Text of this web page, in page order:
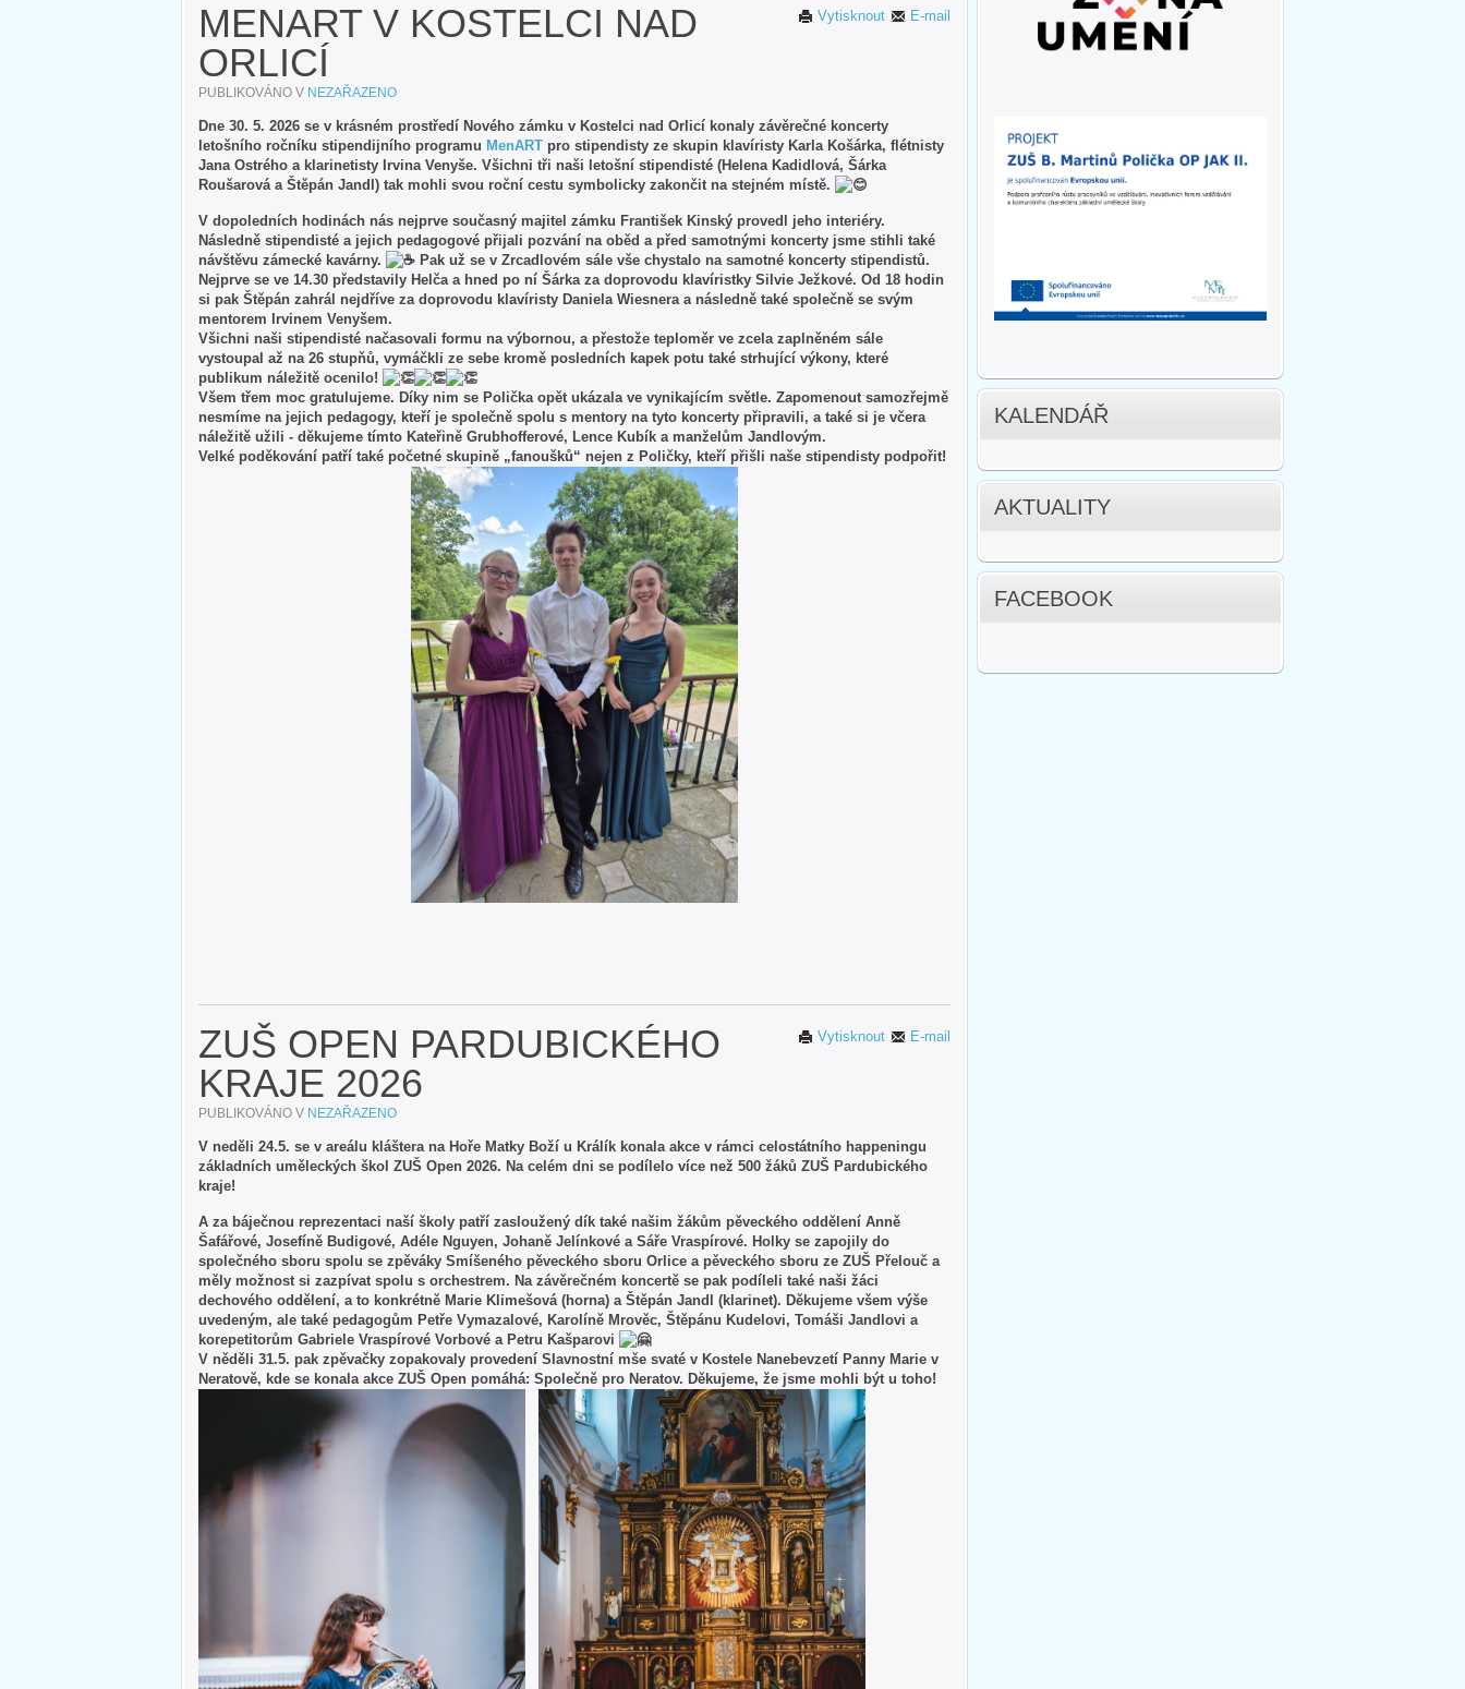
E-mail
Vytisknout
MENART V KOSTELCI NAD
ORLICÍ
PUBLIKOVÁNO V NEZAŘAZENO
Dne 30. 5. 2026 se v krásném prostředí Nového zámku v Kostelci nad Orlicí konaly závěrečné koncerty
letošního ročníku stipendijního programu MenART pro stipendisty ze skupin klavíristy Karla Košárka, flétnisty
Jana Ostrého a klarinetisty Irvina Venyše. Všichni tři naši letošní stipendisté (Helena Kadidlová, Šárka
Roušarová a Štěpán Jandl) tak mohli svou roční cestu symbolicky zakončit na stejném místě.
V dopoledních hodinách nás nejprve současný majitel zámku František Kinský provedl jeho interiéry.
Následně stipendisté a jejich pedagogové přijali pozvání na oběd a před samotnými koncerty jsme stihli také
návštěvu zámecké kavárny.
Pak už se v Zrcadlovém sále vše chystalo na samotné koncerty stipendistů.
Nejprve se ve 14.30 představily Helča a hned po ní Šárka za doprovodu klavíristky Silvie Ježkové. Od 18 hodin
si pak Štěpán zahrál nejdříve za doprovodu klavíristy Daniela Wiesnera a následně také společně se svým
mentorem Irvinem Venyšem.
Všichni naši stipendisté načasovali formu na výbornou, a přestože teploměr ve zcela zaplněném sále
vystoupal až na 26 stupňů, vymáčkli ze sebe kromě posledních kapek potu také strhující výkony, které
publikum náležitě ocenilo!
Všem třem moc gratulujeme. Díky nim se Polička opět ukázala ve vynikajícím světle. Zapomenout samozřejmě
nesmíme na jejich pedagogy, kteří je společně spolu s mentory na tyto koncerty připravili, a také si je včera
náležitě užili - děkujeme tímto Kateřině Grubhofferové, Lence Kubík a manželům Jandlovým.
Velké poděkování patří také početné skupině „fanoušků“ nejen z Poličky, kteří přišli naše stipendisty podpořit!
E-mail
Vytisknout
ZUŠ OPEN PARDUBICKÉHO
KRAJE 2026
PUBLIKOVÁNO V NEZAŘAZENO
V neděli 24.5. se v areálu kláštera na Hoře Matky Boží u Králík konala akce v rámci celostátního happeningu
základních uměleckých škol ZUŠ Open 2026. Na celém dni se podílelo více než 500 žáků ZUŠ Pardubického
kraje!
A za báječnou reprezentaci naší školy patří zasloužený dík také našim žákům pěveckého oddělení Anně
Šafářové, Josefíně Budigové, Adéle Nguyen, Johaně Jelínkové a Sáře Vraspírové. Holky se zapojily do
společného sboru spolu se zpěváky Smíšeného pěveckého sboru Orlice a pěveckého sboru ze ZUŠ Přelouč a
měly možnost si zazpívat spolu s orchestrem. Na závěrečném koncertě se pak podíleli také naši žáci
dechového oddělení, a to konkrétně Marie Klimešová (horna) a Štěpán Jandl (klarinet). Děkujeme všem výše
uvedeným, ale také pedagogům Petře Vymazalové, Karolíně Mrověc, Štěpánu Kudelovi, Tomáši Jandlovi a
korepetitorům Gabriele Vraspírové Vorbové a Petru Kašparovi
V něděli 31.5. pak zpěvačky zopakovaly provedení Slavnostní mše svaté v Kostele Nanebevzetí Panny Marie v
Neratově, kde se konala akce ZUŠ Open pomáhá: Společně pro Neratov. Děkujeme, že jsme mohli být u toho!
KALENDÁŘ
AKTUALITY
FACEBOOK